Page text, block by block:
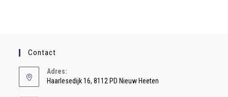
Contact
Adres:
Haarlesedijk 16, 8112 PD Nieuw Heeten